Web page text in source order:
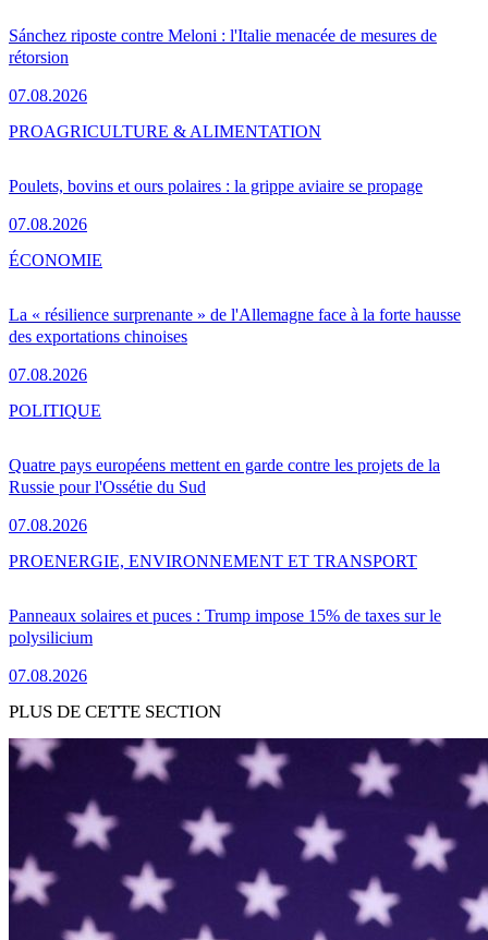
Sánchez riposte contre Meloni : l'Italie menacée de mesures de
rétorsion
07.08.2026
Poulets, bovins et ours polaires : la grippe aviaire se propage
07.08.2026
PROAGRICULTURE & ALIMENTATION
La « résilience surprenante » de l'Allemagne face à la forte hausse
des exportations chinoises
07.08.2026
ÉCONOMIE
Quatre pays européens mettent en garde contre les projets de la
Russie pour l'Ossétie du Sud
07.08.2026
POLITIQUE
Panneaux solaires et puces : Trump impose 15% de taxes sur le
polysilicium
07.08.2026
PROENERGIE, ENVIRONNEMENT ET TRANSPORT
PLUS DE CETTE SECTION